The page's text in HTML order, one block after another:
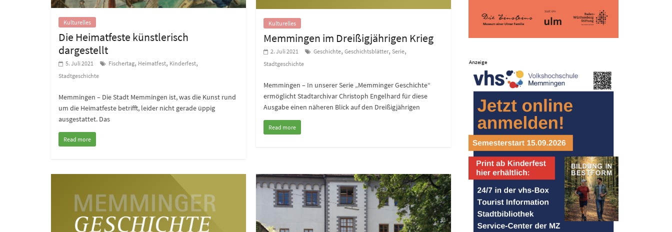
Kulturelles
Die Heimatfeste künstlerisch
dargestellt
5. Juli 2021 Fischertag, Heimatfest, Kinderfest,
Stadtgeschichte
Memmingen – Die Stadt Memmingen ist, was die Kunst rund
um die Heimatfeste betrifft, leider nicht gerade üppig
ausgestattet. Das
Read more
Kulturelles
Memmingen im Dreißigjährigen Krieg
2. Juli 2021 Geschichte,Geschichtsblätter,Serie,
Stadtgeschichte
Memmingen – In unserer Serie „Memminger Geschichte“
ermöglicht Stadtarchivar Christoph Engelhard für diese
Ausgabe einen näheren Blick auf den Dreißigjährigen
Read more
Anzeige